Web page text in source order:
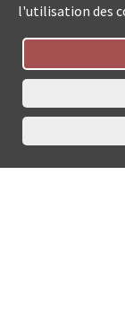
l'utilisation des